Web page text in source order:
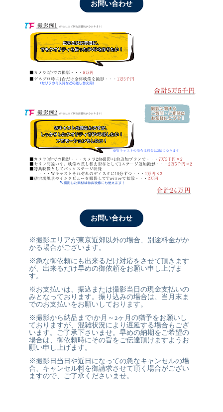
お問い合わせ
お問い合わせ
※撮影エリアが東京近郊以外の場合、別途料金がか
かる場合がございます。
※急な御依頼にも出来るだけ対応をさせて頂きます
が、出来るだけ早めの御依頼をお願い申し上げま
す。
※お支払いは、振込または撮影当日の現金支払いの
みとなっております。振り込みの場合は、当月末ま
でのお支払いをお願いしております。
※撮影から納品まで1か月～2ヶ月の猶予をお願いし
ておりますが、混雑状況により遅延する場合もござ
います。ご了承下さいませ。早めの納期をご希望の
場合は、御依頼時にその旨をご伝達頂けますようお
願い申し上げます。
※撮影日当日や近日になっての急なキャンセルの場
合、キャンセル料を御請求させて頂く場合がござい
ますので、ご了承くださいませ。